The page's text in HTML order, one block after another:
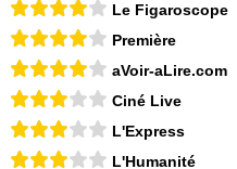
Le Figaroscope
Première
aVoir-aLire.com
Ciné Live
L'Express
L'Humanité